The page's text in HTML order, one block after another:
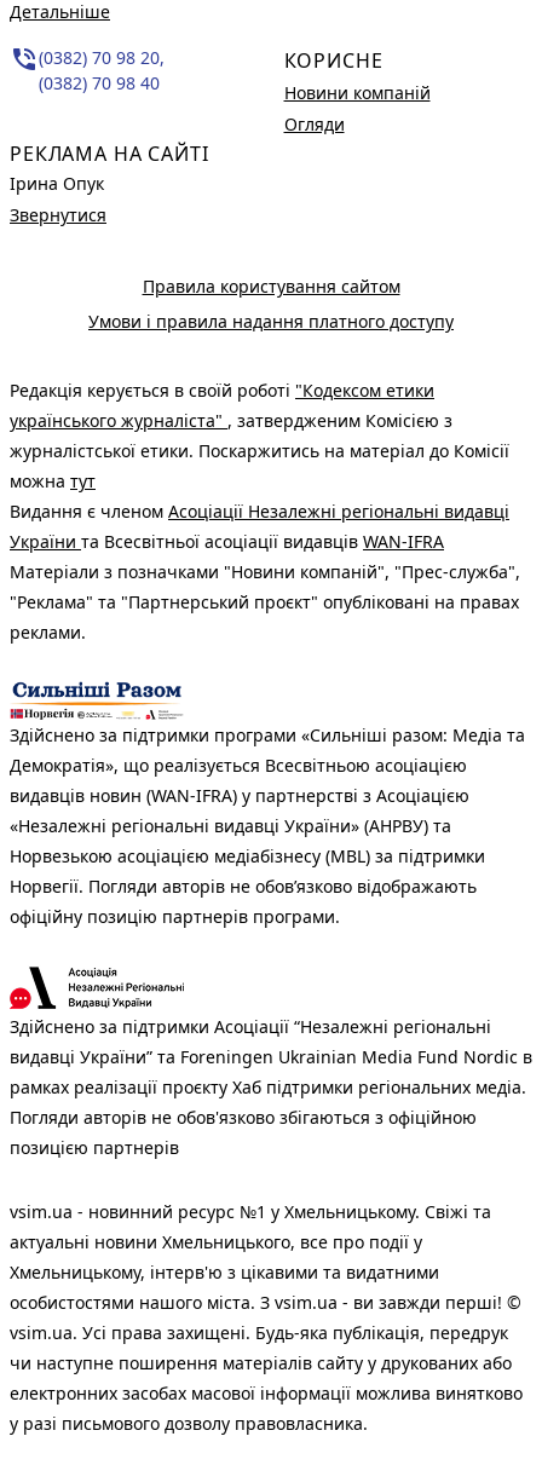
Детальніше
phone_in_talk(0382) 70 98 20,
(0382) 70 98 40
РЕКЛАМА НА САЙТІ
Ірина Опук
Звернутися
КОРИСНЕ
Новини компаній
Огляди
Правила користування сайтом
Умови і правила надання платного доступу
Редакція керується в своїй роботі "Кодексом етики
українського журналіста" , затвердженим Комісією з
журналістської етики. Поскаржитись на матеріал до Комісії
можна тут
Видання є членом Асоціації Незалежні регіональні видавці
України та Всесвітньої асоціації видавців WAN-IFRA
Матеріали з позначками "Новини компаній", "Прес-служба",
"Реклама" та "Партнерський проєкт" опубліковані на правах
реклами.
Здійснено за підтримки програми «Сильніші разом: Медіа та
Демократія», що реалізується Всесвітньою асоціацією
видавців новин (WAN-IFRA) у партнерстві з Асоціацією
«Незалежні регіональні видавці України» (АНРВУ) та
Норвезькою асоціацією медіабізнесу (MBL) за підтримки
Норвегії. Погляди авторів не обов’язково відображають
офіційну позицію партнерів програми.
Здійснено за підтримки Асоціації “Незалежні регіональні
видавці України” та Foreningen Ukrainian Media Fund Nordic в
рамках реалізації проєкту Хаб підтримки регіональних медіа.
Погляди авторів не обов'язково збігаються з офіційною
позицією партнерів
vsim.ua - новинний ресурс №1 у Хмельницькому. Свіжі та
актуальні новини Хмельницького, все про події у
Хмельницькому, інтерв'ю з цікавими та видатними
особистостями нашого міста. З vsim.ua - ви завжди перші! ©
vsim.ua. Усі права захищені. Будь-яка публiкацiя, передрук
чи наступне поширення матеріалів сайту у друкованих або
електронних засобах масової інформації можлива винятково
у разі письмового дозволу правовласника.